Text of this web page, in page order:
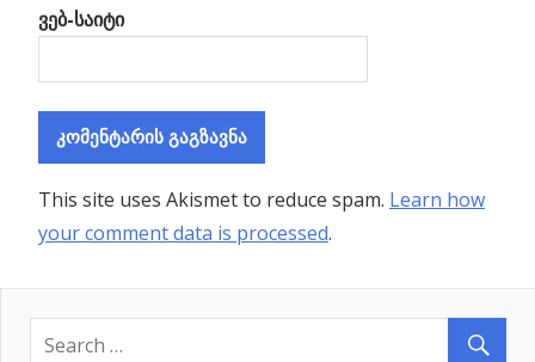
ვებ-საიტი
This site uses Akismet to reduce spam. Learn how
your comment data is processed.